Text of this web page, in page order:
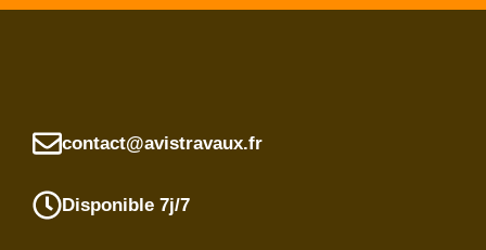
contact@avistravaux.fr
Disponible 7j/7